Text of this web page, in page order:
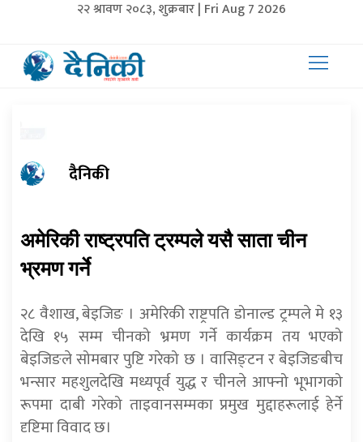
२२ श्रावण २०८३, शुक्रबार | Fri Aug 7 2026
दैनिकी
अमेरिकी राष्ट्रपति ट्रम्पले यसै साता चीन
भ्रमण गर्ने
२८ वैशाख, बेइजिङ । अमेरिकी राष्ट्रपति डोनाल्ड ट्रम्पले मे १३
देखि १५ सम्म चीनको भ्रमण गर्ने कार्यक्रम तय भएको
बेइजिङले सोमबार पुष्टि गरेको छ । वासिङ्टन र बेइजिङबीच
भन्सार महशुलदेखि मध्यपूर्व युद्ध र चीनले आफ्नो भूभागको
रूपमा दाबी गरेको ताइवानसम्मका प्रमुख मुद्दाहरूलाई हेर्ने
दृष्टिमा विवाद छ।